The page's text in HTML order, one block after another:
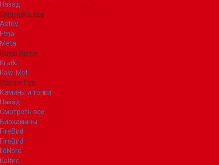
Назад
Смотреть все
Astov
Etna
Meta
Royal Flame
Kratki
Kaw-Met
Glamm Fire
Камины и топки
Назад
Смотреть все
Биокамины
FireBird
FireBird
IldNord
Kalfire